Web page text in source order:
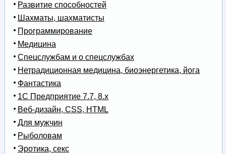
Развитие способностей
Шахматы, шахматисты
Программирование
Медицина
Спецслужбам и о спецслужбах
Нетрадиционная медицина, биоэнергетика, йога
Фантастика
1С Предприятие 7.7, 8.x
Веб-дизайн, CSS, HTML
Для мужчин
Рыболовам
Эротика, секс